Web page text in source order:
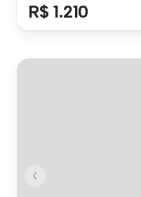
R$ 1.210